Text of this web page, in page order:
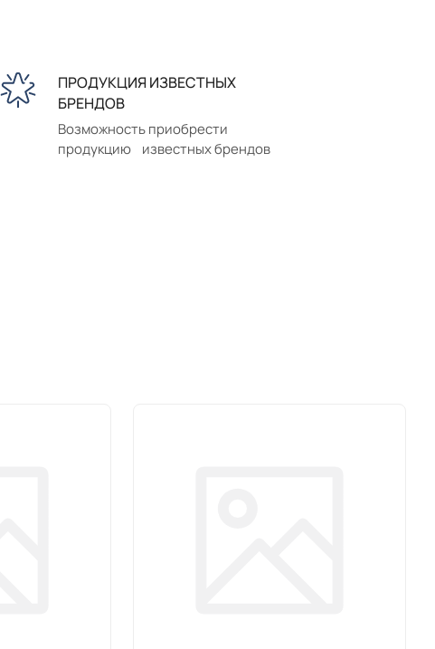
ПРОДУКЦИЯ ИЗВЕСТНЫХ
БРЕНДОВ
Возможность приобрести
продукцию известных брендов